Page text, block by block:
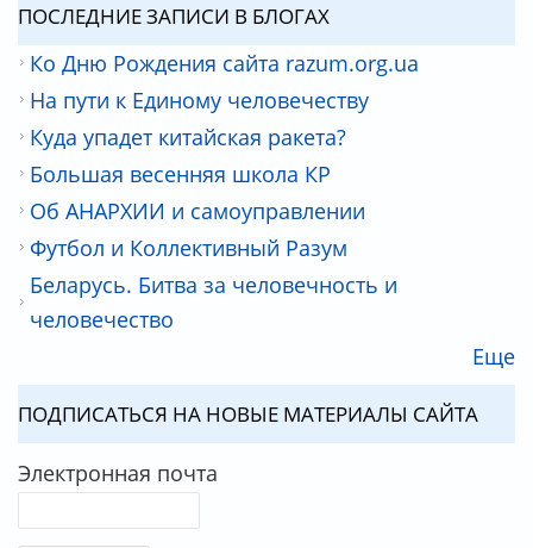
ПОСЛЕДНИЕ ЗАПИСИ В БЛОГАХ
Ко Дню Рождения сайта razum.org.ua
На пути к Единому человечеству
Куда упадет китайская ракета?
Большая весенняя школа КР
Об АНАРХИИ и самоуправлении
Футбол и Коллективный Разум
Беларусь. Битва за человечность и
человечество
Еще
ПОДПИСАТЬСЯ НА НОВЫЕ МАТЕРИАЛЫ САЙТА
Электронная почта